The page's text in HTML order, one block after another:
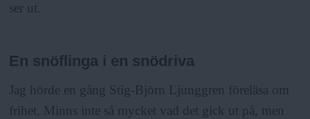
ser ut.
En snöflinga i en snödriva
Jag hörde en gång Stig-Björn Ljunggren föreläsa om
frihet. Minns inte så mycket vad det gick ut på, men